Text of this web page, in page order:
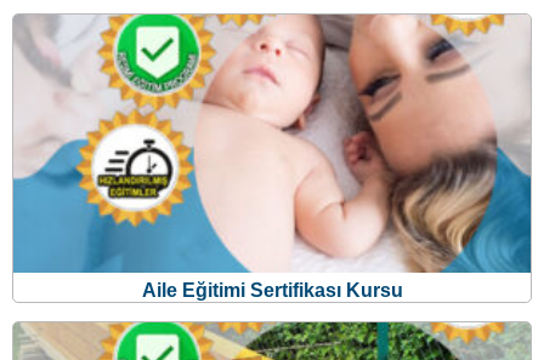
Aile Eğitimi Sertifikası Kursu